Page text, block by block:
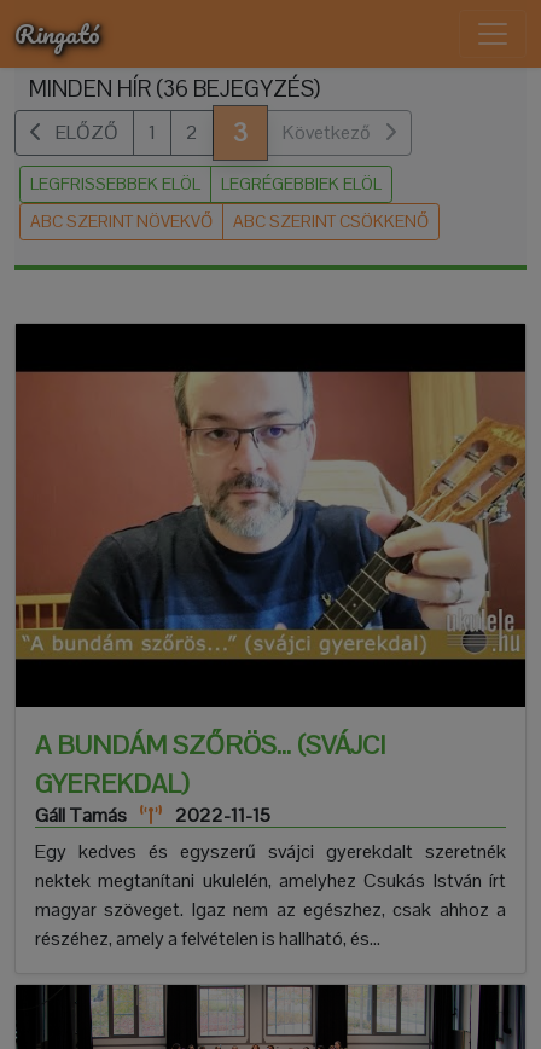
Ringató
MINDEN HÍR (36 BEJEGYZÉS)
ELŐZŐ 1 2 3 Következő
LEGFRISSEBBEK ELÖL
LEGRÉGEBBIEK ELÖL
ABC SZERINT NÖVEKVŐ
ABC SZERINT CSÖKKENŐ
A BUNDÁM SZŐRÖS... (SVÁJCI
GYEREKDAL)
Gáll Tamás
2022-11-15
Egy kedves és egyszerű svájci gyerekdalt szeretnék
nektek megtanítani ukulelén, amelyhez Csukás István írt
magyar szöveget. Igaz nem az egészhez, csak ahhoz a
részéhez, amely a felvételen is hallható, és...